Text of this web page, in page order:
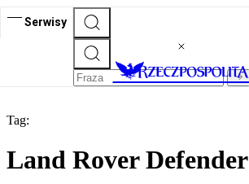
Serwisy
Tag:
Land Rover Defender